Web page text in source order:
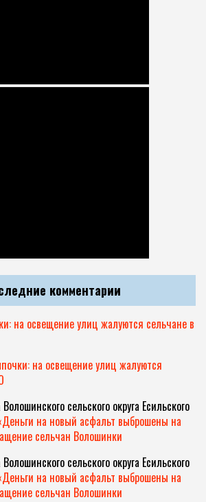
комментарии
на освещение улиц жалуются сельчане в
на освещение улиц жалуются
сельского округа Есильского
на новый асфальт выброшены на
сельчан Волошинки
сельского округа Есильского
на новый асфальт выброшены на
сельчан Волошинки